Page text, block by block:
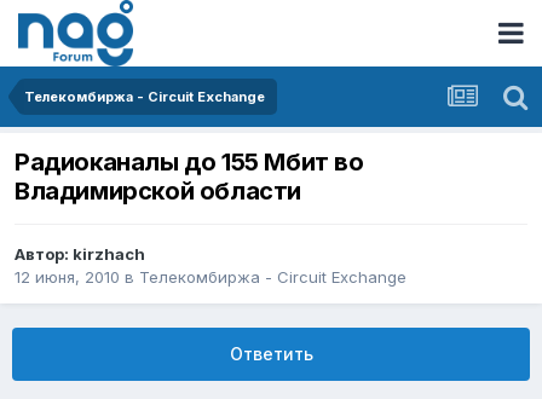
Телекомбиржа - Circuit Exchange
Радиоканалы до 155 Мбит во
Владимирской области
Автор: kirzhach
12 июня, 2010 в Телекомбиржа - Circuit Exchange
Ответить